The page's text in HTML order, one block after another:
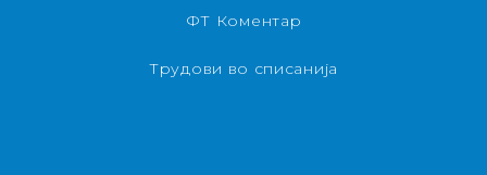
ФТ Коментар
Трудови во списанија